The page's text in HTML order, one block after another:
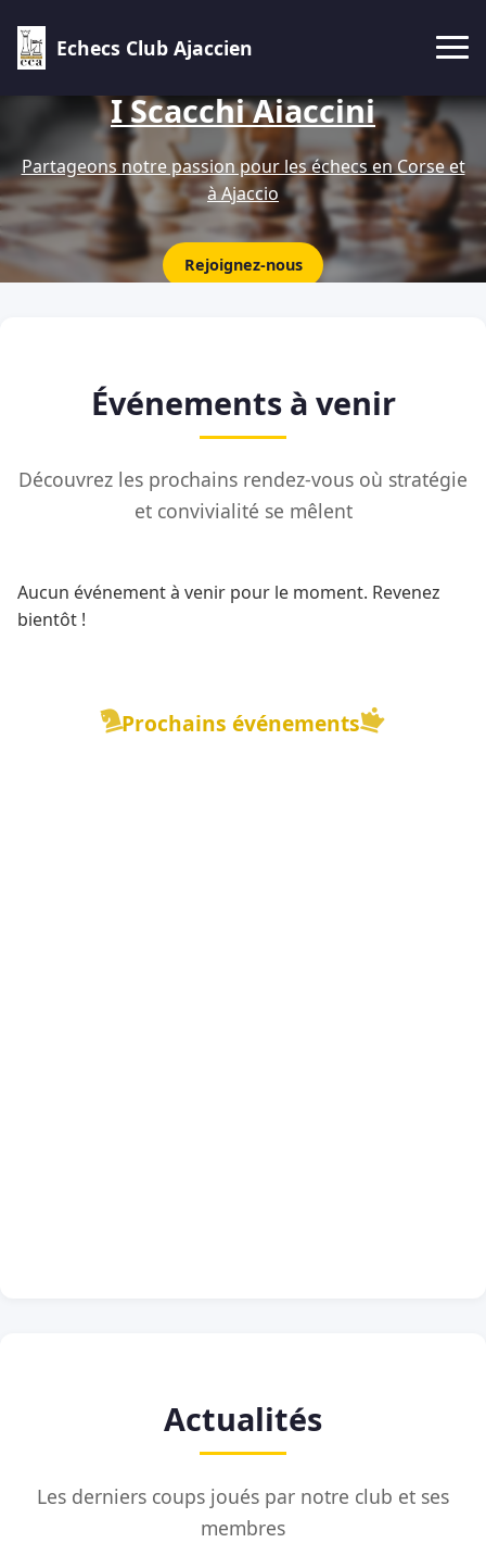
Echecs Club Ajaccien
I Scacchi Aiaccini
Partageons notre passion pour les échecs en Corse et
à Ajaccio
Rejoignez-nous
Événements à venir
Découvrez les prochains rendez-vous où stratégie
et convivialité se mêlent
Aucun événement à venir pour le moment. Revenez
bientôt !
Prochains événements
Actualités
Les derniers coups joués par notre club et ses
membres